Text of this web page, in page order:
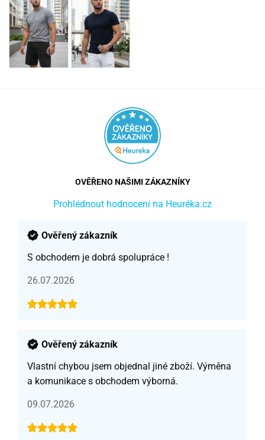
OVĚŘENO NAŠIMI ZÁKAZNÍKY
Prohlédnout hodnocení na Heuréka.cz
Ověřený zákazník
S obchodem je dobrá spolupráce !
26.07.2026
Ověřený zákazník
Vlastní chybou jsem objednal jiné zboží. Výměna
a komunikace s obchodem výborná.
09.07.2026